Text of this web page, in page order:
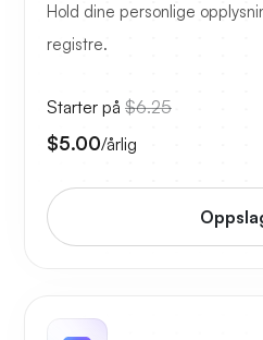
Hold dine personlige
registre.
Starter på $6.25
$5.00/årlig